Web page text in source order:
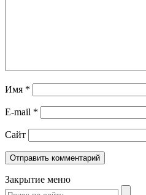
Имя *
E-mail *
Сайт
Закрытие меню